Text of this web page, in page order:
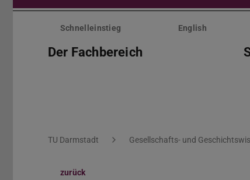
Menü
überspringenSchnelleinstieg English
Der Fachbereich
Sie befinden sich hier:
TU Darmstadt Gesellschafts- und
zurück